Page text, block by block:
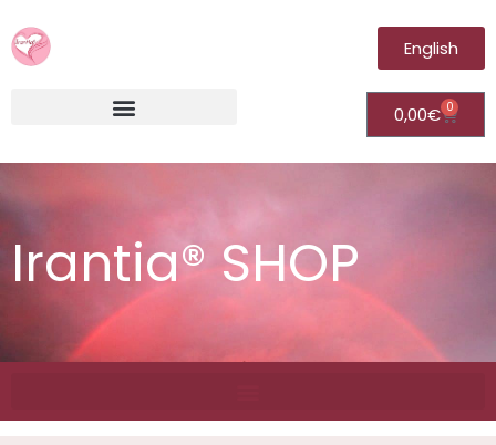
English
0,00€ 0
Irantia® SHOP